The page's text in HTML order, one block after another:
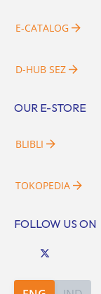
E-CATALOG
D-HUB SEZ
OUR E-STORE
BLIBLI
TOKOPEDIA
FOLLOW US ON